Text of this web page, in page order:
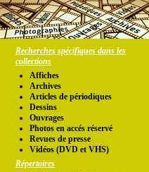
Recherches spécifiques dans les
collections
Affiches
Archives
Articles de périodiques
Dessins
Ouvrages
Photos en accés réservé
Revues de presse
Vidéos (DVD et VHS)
Répertoires